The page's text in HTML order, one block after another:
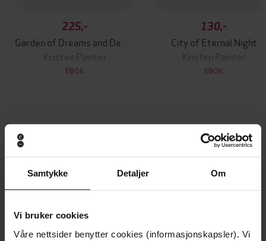
Samtykke Detaljer Om
Vi bruker cookies
Våre nettsider benytter cookies (informasjonskapsler). Vi
225,-
Kristen Painter
EBOK
130,-
City of Eternal Night
Kristen Painter
EBOK
Andre har også kjøpt
Vinner av Rivertonprisen
Første gang på tilbud